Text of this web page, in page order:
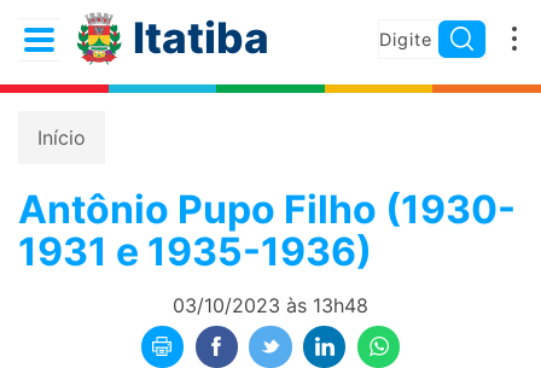
Itatiba
Início
Antônio Pupo Filho (1930-
1931 e 1935-1936)
03/10/2023 às 13h48